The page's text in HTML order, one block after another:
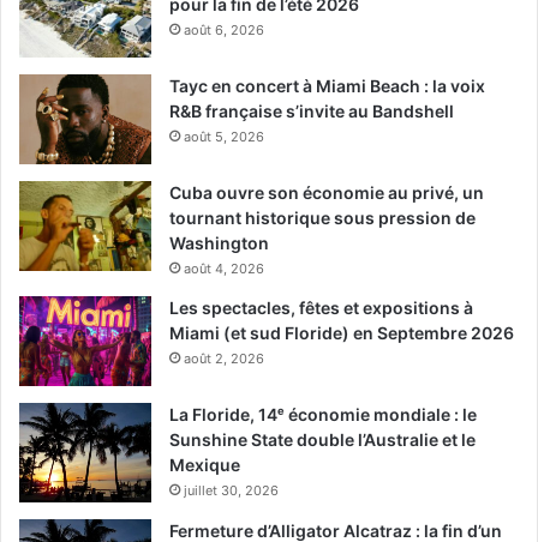
pour la fin de l’été 2026
août 6, 2026
Tayc en concert à Miami Beach : la voix
R&B française s’invite au Bandshell
août 5, 2026
Cuba ouvre son économie au privé, un
tournant historique sous pression de
Washington
août 4, 2026
Les spectacles, fêtes et expositions à
Miami (et sud Floride) en Septembre 2026
août 2, 2026
La Floride, 14ᵉ économie mondiale : le
Sunshine State double l’Australie et le
Mexique
juillet 30, 2026
Fermeture d’Alligator Alcatraz : la fin d’un